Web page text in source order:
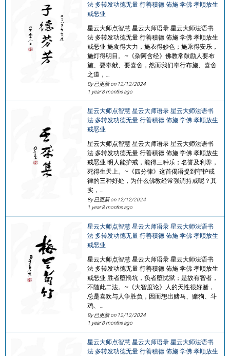
法 多转发功德无量 行善積德 佈施 学佛 孝顺放生
戒恶业
星云大师点智慧 星云大师语录 星云大师法语书
法 多转发功德无量 行善積德 佈施 学佛 孝顺放生
戒恶业 施食得大力，施衣得妙色；施乘得安乐，
施灯得明目。~《杂阿含经》佛教常鼓励人要布
施、要奉献、要喜舍，然而我们奉行布施、喜舍
之道，…
By 已更新 on 12/12/2024
1 year 8 months ago
星云大师点智慧 星云大师语录 星云大师法语书
法 多转发功德无量 行善積德 佈施 学佛 孝顺放生
戒恶业
星云大师点智慧 星云大师语录 星云大师法语书
法 多转发功德无量 行善積德 佈施 学佛 孝顺放生
戒恶业 明人能护戒，能得三种乐；名誉及利养，
死得生天上。~《四分律》这首偈语提到守护戒
律的三种好处，为什么佛教经常强调持戒呢？其
实，…
By 已更新 on 12/12/2024
1 year 8 months ago
星云大师点智慧 星云大师语录 星云大师法语书
法 多转发功德无量 行善積德 佈施 学佛 孝顺放生
戒恶业
星云大师点智慧 星云大师语录 星云大师法语书
法 多转发功德无量 行善積德 佈施 学佛 孝顺放生
戒恶业 胜者堕憍坑，负者堕忧狱；是故有智者，
不随此二法。~《大智度论》人的天性很好赌，
总是喜欢与人争胜负，因而想出赌马、赌狗、斗
鸡、…
By 已更新 on 12/12/2024
1 year 8 months ago
星云大师点智慧 星云大师语录 星云大师法语书
法 多转发功德无量 行善積德 佈施 学佛 孝顺放生